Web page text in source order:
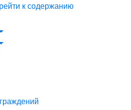
к содержанию